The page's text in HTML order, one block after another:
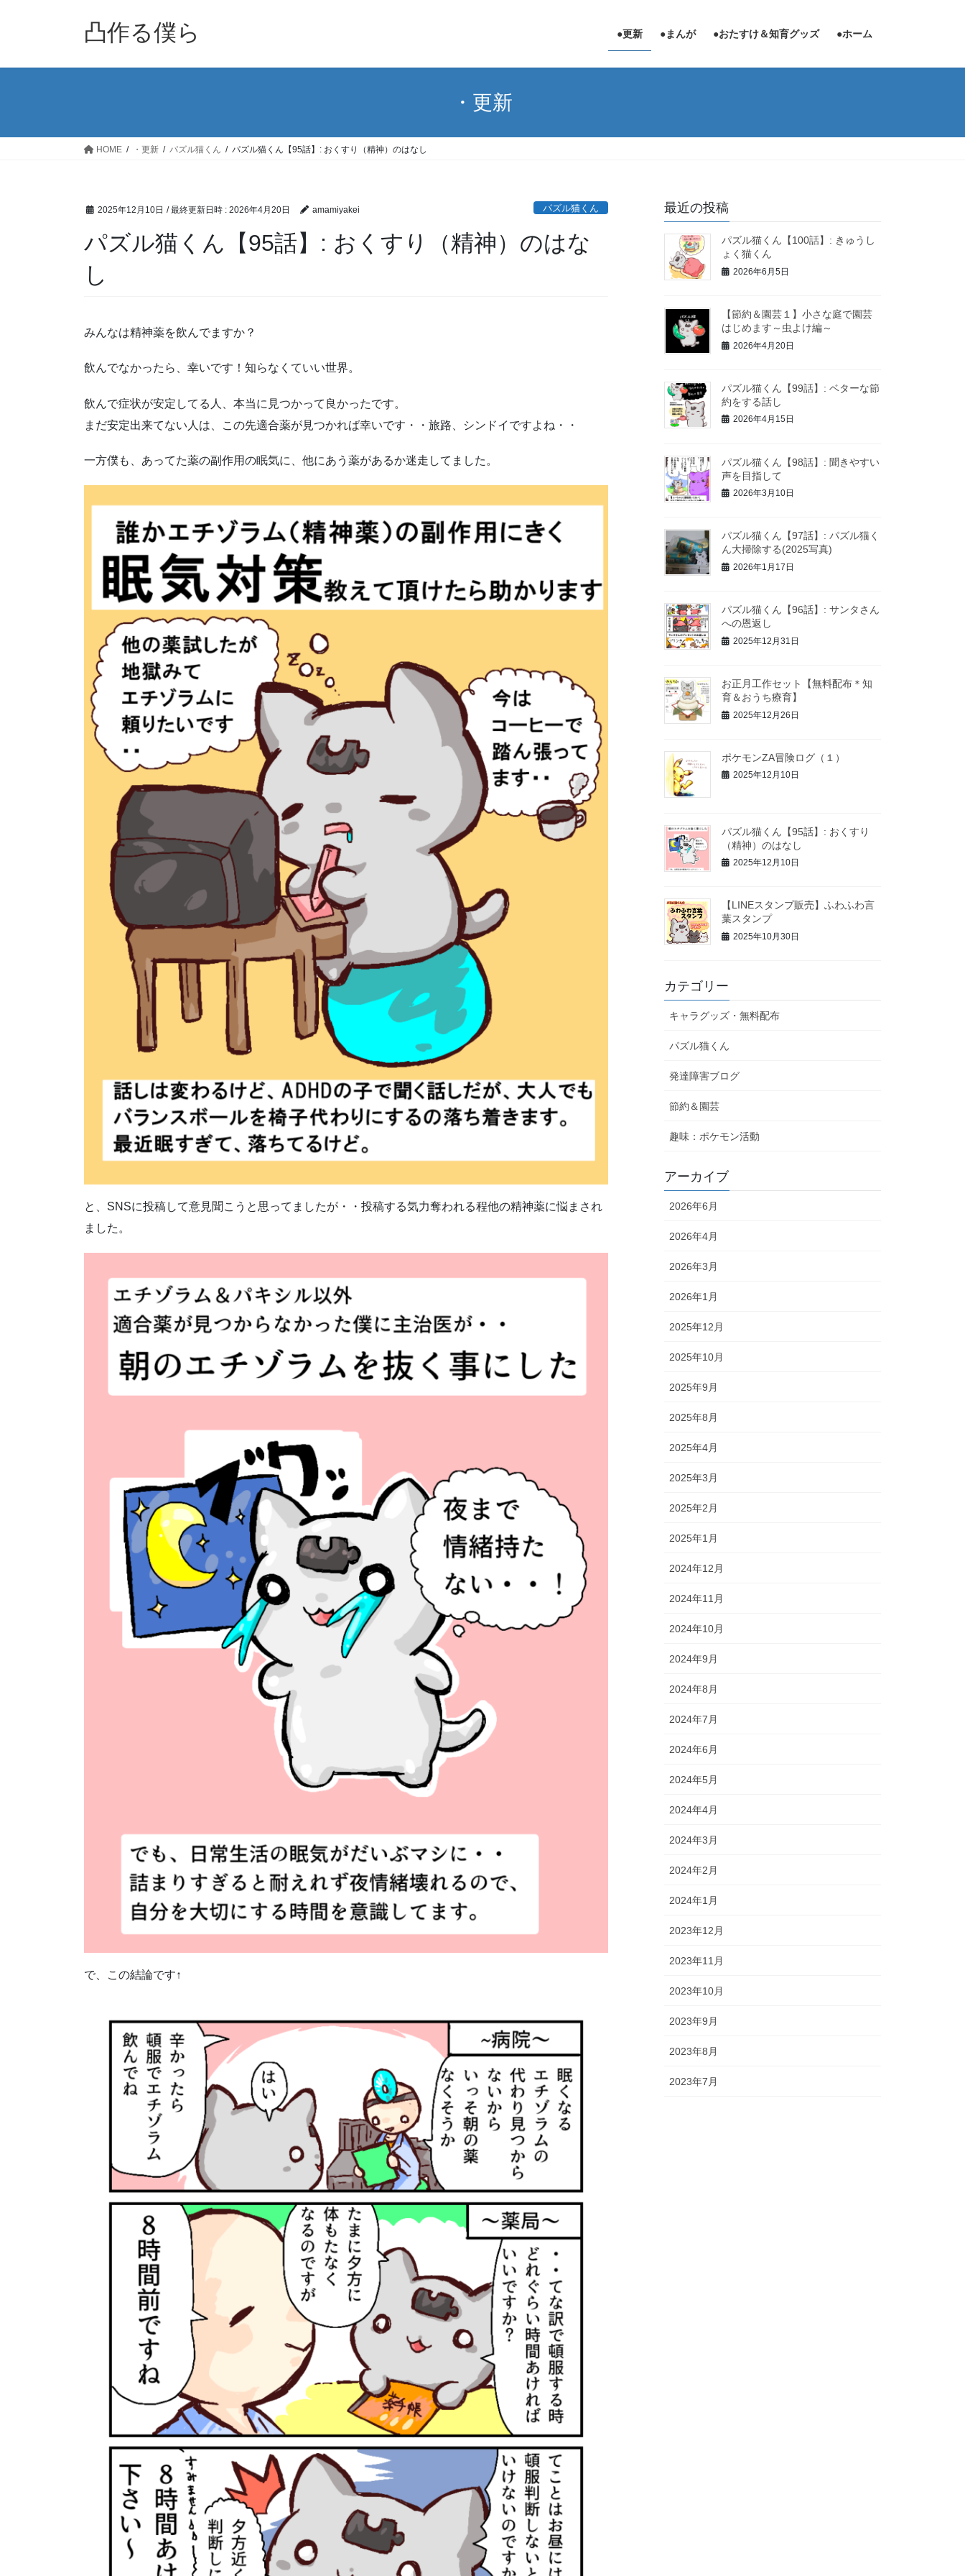
凸作る僕ら ●更新 ●まんが ●おたすけ＆知育グッズ ●ホーム
・更新
HOME ・更新 パズル猫くん パズル猫くん【95話】: おくすり（精神）のはなし
2025年12月10日 / 最終更新日時 : 2026年4月20日 amamiyakei パズル猫くん
パズル猫くん【95話】: おくすり（精神）のはな
し
みんなは精神薬を飲んでますか？
飲んでなかったら、幸いです！知らなくていい世界。
飲んで症状が安定してる人、本当に見つかって良かったです。
まだ安定出来てない人は、この先適合薬が見つかれば幸いです・・旅路、シンドイですよね・・
一方僕も、あってた薬の副作用の眠気に、他にあう薬があるか迷走してました。
と、SNSに投稿して意見聞こうと思ってましたが・・投稿する気力奪われる程他の精神薬に悩まされ
ました。
で、この結論です↑
最近の投稿
パズル猫くん【100話】: きゅうし
ょく猫くん
2026年6月5日
【節約＆園芸１】小さな庭で園芸
はじめます～虫よけ編～
2026年4月20日
パズル猫くん【99話】: ベターな節
約をする話し
2026年4月15日
パズル猫くん【98話】: 聞きやすい
声を目指して
2026年3月10日
パズル猫くん【97話】: パズル猫く
ん大掃除する(2025写真)
2026年1月17日
パズル猫くん【96話】: サンタさん
への恩返し
2025年12月31日
お正月工作セット【無料配布＊知
育＆おうち療育】
2025年12月26日
ポケモンZA冒険ログ（１）
2025年12月10日
パズル猫くん【95話】: おくすり
（精神）のはなし
2025年12月10日
【LINEスタンプ販売】ふわふわ言
葉スタンプ
2025年10月30日
カテゴリー
キャラグッズ・無料配布
パズル猫くん
発達障害ブログ
節約＆園芸
趣味：ポケモン活動
アーカイブ
2026年6月
2026年4月
2026年3月
2026年1月
2025年12月
2025年10月
2025年9月
2025年8月
2025年4月
2025年3月
2025年2月
2025年1月
2024年12月
2024年11月
2024年10月
2024年9月
2024年8月
2024年7月
2024年6月
2024年5月
2024年4月
2024年3月
2024年2月
2024年1月
2023年12月
2023年11月
2023年10月
2023年9月
2023年8月
2023年7月